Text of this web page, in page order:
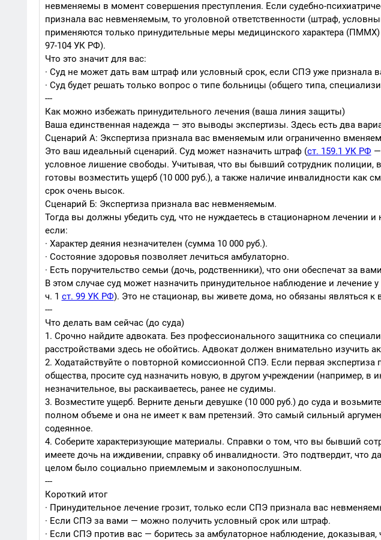
невменяемы в момент совершения преступления. Если судебно-
признала вас невменяемым, то уголовной ответственности (штраф,
применяются только принудительные меры медицинского характера
97-104 УК РФ).
Что это значит для вас:
· Суд не может дать вам штраф или условный срок, если СПЭ уже признала
· Суд будет решать только вопрос о типе больницы (общего типа,
---
Как можно избежать принудительного лечения (ваша линия защиты)
Ваша единственная надежда — это выводы экспертизы. Здесь есть два
Сценарий А: Экспертиза признала вас вменяемым или ограниченно
Это ваш идеальный сценарий. Суд может назначить штраф (ст. 159.1 УК РФ
условное лишение свободы. Учитывая, что вы бывший сотрудник полиции,
готовы возместить ущерб (10 000 руб.), а также наличие инвалидности как
срок очень высок.
Сценарий Б: Экспертиза признала вас невменяемым.
Тогда вы должны убедить суд, что не нуждаетесь в стационарном лечении
если:
· Характер деяния незначителен (сумма 10 000 руб.).
· Состояние здоровья позволяет лечиться амбулаторно.
· Есть поручительство семьи (дочь, родственники), что они обеспечат за
В этом случае суд может назначить принудительное наблюдение и лечение
ч. 1 ст. 99 УК РФ). Это не стационар, вы живете дома, но обязаны являться к
---
Что делать вам сейчас (до суда)
1. Срочно найдите адвоката. Без профессионального защитника со
расстройствами здесь не обойтись. Адвокат должен внимательно изучить
2. Ходатайствуйте о повторной комиссионной СПЭ. Если первая
общества, просите суд назначить новую, в другом учреждении (например, в
незначительное, вы раскаиваетесь, ранее не судимы.
3. Возместите ущерб. Верните деньги девушке (10 000 руб.) до суда и
полном объеме и она не имеет к вам претензий. Это самый сильный
содеянное.
4. Соберите характеризующие материалы. Справки о том, что вы бывший
имеете дочь на иждивении, справку об инвалидности. Это подтвердит, что
целом было социально приемлемым и законопослушным.
---
Короткий итог
· Принудительное лечение грозит, только если СПЭ признала вас
· Если СПЭ за вами — можно получить условный срок или штраф.
· Если СПЭ против вас — боритесь за амбулаторное наблюдение, доказывая,